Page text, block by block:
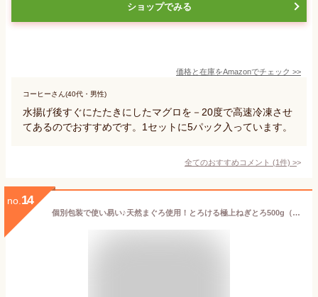
ショップでみる
価格と在庫をAmazonでチェック >>
コーヒーさん(40代・男性)
水揚げ後すぐにたたきにしたマグロを－20度で高速冷凍させ
てあるのでおすすめです。1セットに5パック入っています。
全てのおすすめコメント (1件) >
no. 14
個別包装で使い易い♪天然まぐろ使用！とろける極上ねぎとろ500g（一人前100g×5袋入り）【ネギトロ】【ねぎとろ】【まぐろたたき】【マグロタタキ】【鮪ユッケ】 冷凍食品